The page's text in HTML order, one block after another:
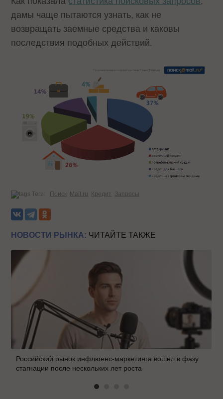
дамы чаще пытаются узнать, как не
возвращать заемные средства и каковы
последствия подобных действий.
Теги: Поиск Mail.ru Кредит Запросы
НОВОСТИ РЫНКА: ЧИТАЙТЕ ТАКЖЕ
Российский рынок инфлюенс-маркетинга вошел в фазу
стагнации после нескольких лет роста